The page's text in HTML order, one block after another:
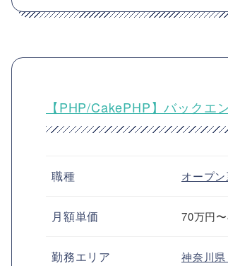
【PHP/CakePHP】バック
職種 オープ
月額単価 70万円
勤務エリア 神奈川県